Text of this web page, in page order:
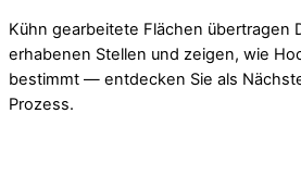
Kühn gearbeitete Flächen übertragen
erhabenen Stellen und zeigen, wie
bestimmt — entdecken Sie als
Prozess.